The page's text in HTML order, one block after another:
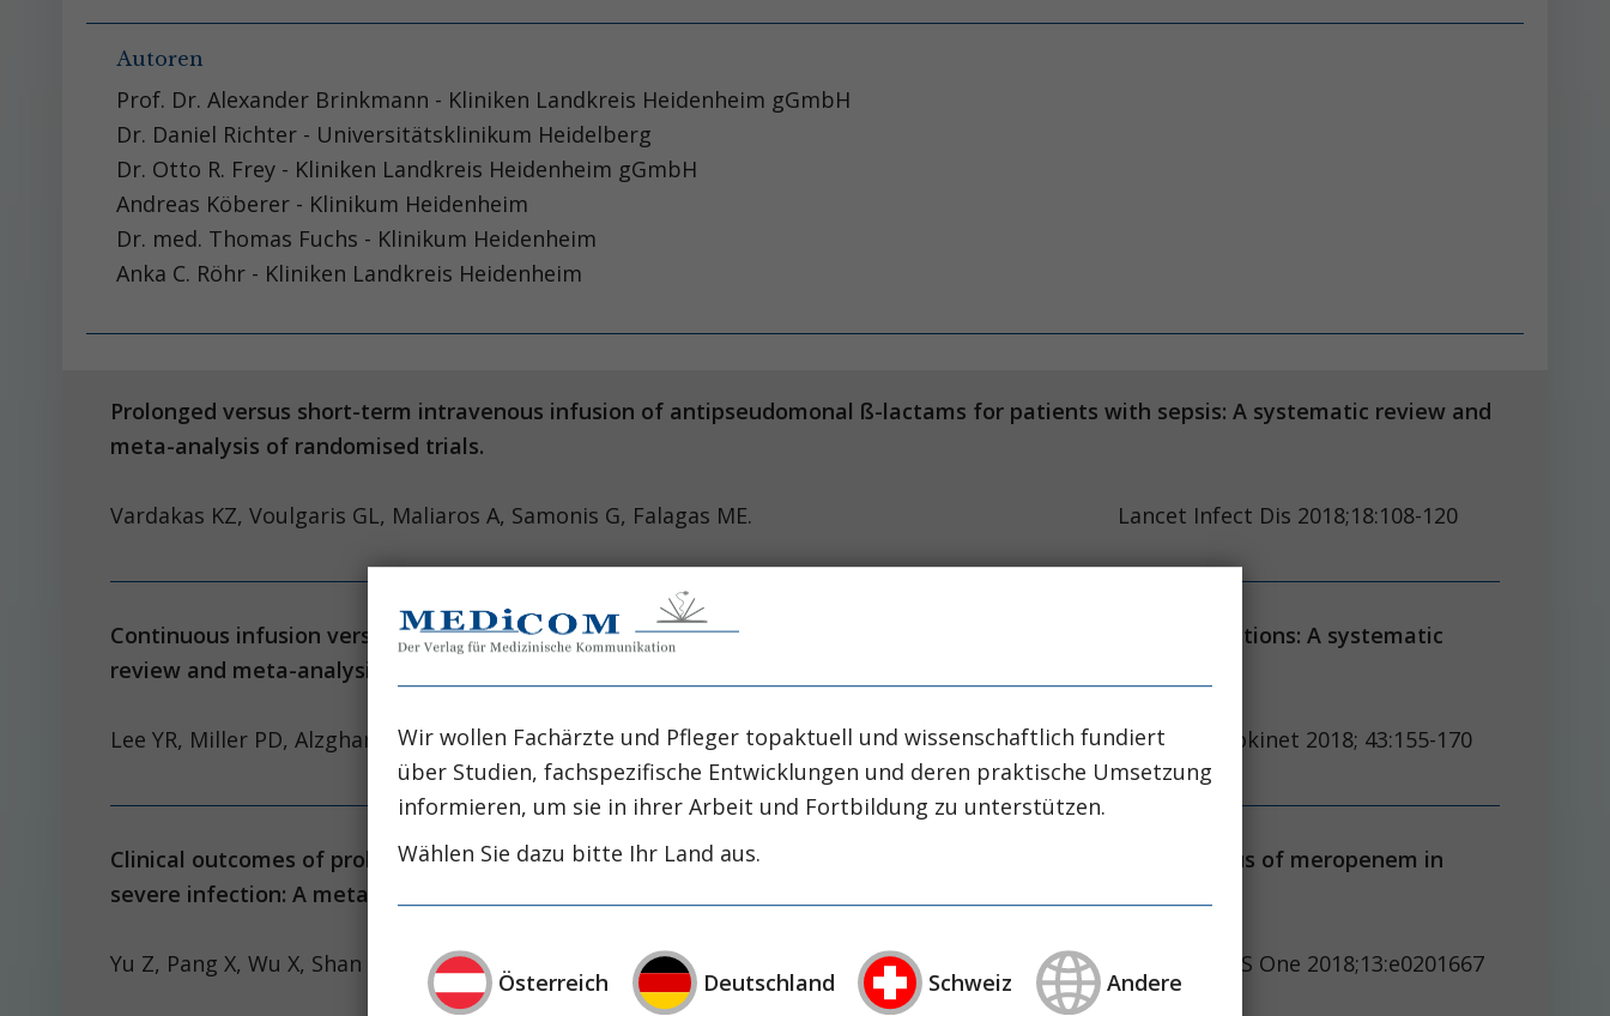
Autoren
Prof. Dr. Alexander Brinkmann - Kliniken Landkreis Heidenheim gGmbH
Dr. Daniel Richter - Universitätsklinikum Heidelberg
Dr. Otto R. Frey - Kliniken Landkreis Heidenheim gGmbH
Andreas Köberer - Klinikum Heidenheim
Dr. med. Thomas Fuchs - Klinikum Heidenheim
Anka C. Röhr - Kliniken Landkreis Heidenheim
Prolonged versus short-term intravenous infusion of antipseudomonal ß-lactams for patients with sepsis: A systematic review and
meta-analysis of randomised trials.
Vardakas KZ, Voulgaris GL, Maliaros A, Samonis G, Falagas ME. Lancet Infect Dis 2018;18:108-120
Continuous infusion versus intermittent bolus of beta-lactams in critically ill patients with respiratory infections: A systematic
review and meta-analysis.
Lee YR, Miller PD, Alzghari SK, Blanco DD, Hager JD, Kuntz KS. Eur J Drug Metab Pharmacokinet 2018; 43:155-170
Clinical outcomes of prolonged infusion (extended infusion or continuous infusion) versus intermittent bolus of meropenem in
severe infection: A meta-analysis.
Yu Z, Pang X, Wu X, Shan C, Jiang S. PLoS One 2018;13:e0201667
Wir wollen Fachärzte und Pfleger topaktuell und wissenschaftlich fundiert
über Studien, fachspezifische Entwicklungen und deren praktische Umsetzung
informieren, um sie in ihrer Arbeit und Fortbildung zu unterstützen.
Wählen Sie dazu bitte Ihr Land aus.
Österreich Deutschland Schweiz Andere